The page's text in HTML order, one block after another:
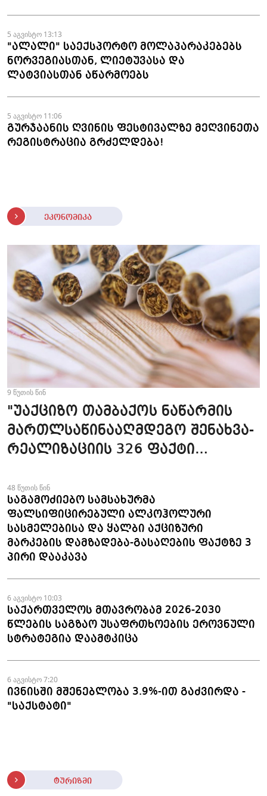
5 აგვისტო 13:13
"ალალი" საექსპორტო მოლაპარაკებებს
ნორვეგიასთან, ლიეტუვასა და
ლატვიასთან აწარმოებს
5 აგვისტო 11:06
გურჯაანის ღვინის ფესტივალზე მეღვინეთა
რეგისტრაცია გრძელდება!
ეკონომიკა
9 წუთის წინ
"უაქციზო თამბაქოს ნაწარმის
მართლსაწინააღმდეგო შენახვა-
რეალიზაციის 326 ფაქტი
მონაცემები
48 წუთის წინ
საგამოძიებო სამსახურმა
ფალსიფიცირებული ალკოჰოლური
სასმელებისა და ყალბი აქციზური
მარკების დამზადება-გასაღების ფაქტზე 3
პირი დააკავა
6 აგვისტო 10:03
საქართველოს მთავრობამ 2026-2030
წლების საგზაო უსაფრთხოების ეროვნული
სტრატეგია დაამტკიცა
6 აგვისტო 7:20
ივნისში მშენებლობა 3.9%-ით გაძვირდა -
"საქსტატი"
ტურიზმი